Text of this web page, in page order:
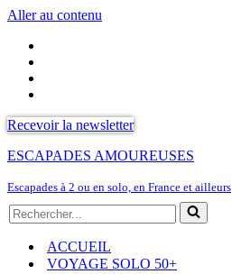
Aller au contenu
Recevoir la newsletter
ESCAPADES AMOUREUSES
Escapades à 2 ou en solo, en France et ailleurs
Rechercher...
ACCUEIL
VOYAGE SOLO 50+